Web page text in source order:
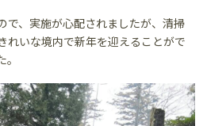
で、実施が心配されましたが、清掃
れいな境内で新年を迎えることがで